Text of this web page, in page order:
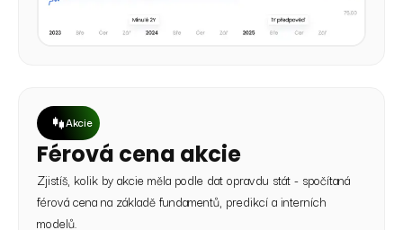
Akcie
Férová cena akcie
Zjistíš, kolik by akcie měla podle dat opravdu stát - spočítaná
férová cena na základě fundamentů, predikcí a interních
modelů.